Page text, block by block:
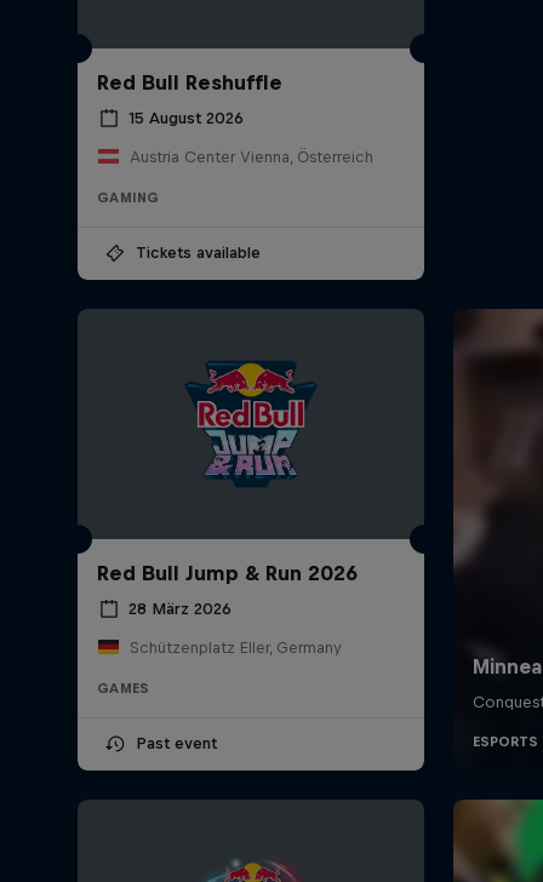
Red Bull Reshuffle
15 August 2026
Austria Center Vienna, Österreich
GAMING
Tickets available
Red Bull Jump & Run 2026
28 März 2026
Schützenplatz Eller, Germany
GAMES
Past event